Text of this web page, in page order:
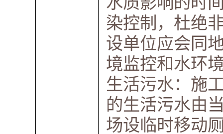
染控制，杜绝
设单位应会同
境监控和水环
生活污水：施
的生活污水由
场设临时移动